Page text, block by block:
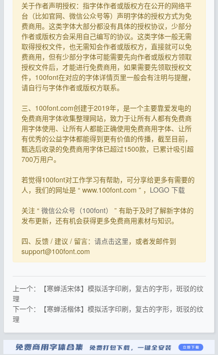
关于作者声明授权：指字体作者或版权方在公开的网络平
台（比如官网、微信公众号等）声明字体的授权方式为免
费商用。这类字体大部分都没有具体的授权协议，少部分
作者或版权方会采用自己编写的协议。这类字体一般无需
取得授权文件，也无需知会作者或版权方，直接就可以免
费商用，但有少部分字体可能需要先向作者或版权方领取
授权文件后，才能进行免费商用，如果需要先领取授权文
件，100font在对应的字体详情页里一般会有注明与提醒，
请自行与字体作者或版权方联系。
三、100font.com创建于2019年，是一个主要靠爱发电的
免费商用字体收集整理网站，致力于让所有人都有免费商
用字体使用、让所有人都能正确使用免费商用字体、让所
有优秀的公益字体都能得到更有价值的传播，截至目前，
甄选后收录的免费商用字体已超过1500款，已累计吸引超
700万用户。
若觉得100font对工作学习有帮助，可分享给更多有需要的
人，我们的网址是 “ www.100font.com ” ， LOGO 下载
关注 “ 微信公众号（100font）
” 有助于及时了解新字体的
发布更新，还有机会获得更多免费商用素材与知识。
四、反馈 / 建议 / 留言： 请点击这里，或者发邮件到
support@100font.com
上一个：【寒蝉活宋体】模拟活字印刷，复古的字形，斑驳的纹
理
下一个：【寒蝉活楷体】模拟活字印刷，复古的字形，斑驳的纹
理